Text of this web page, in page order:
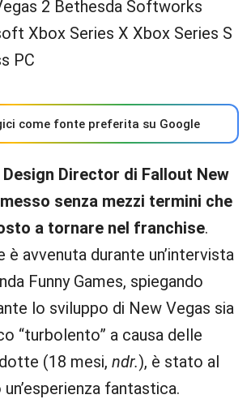
come fonte preferita su Google
Director di Fallout New
senza mezzi termini che
a tornare nel franchise.
è avvenuta durante un’intervista
Funny Games, spiegando
lo sviluppo di New Vegas sia
“turbolento” a causa delle
(18 mesi, ndr.), è stato al
fantastica.